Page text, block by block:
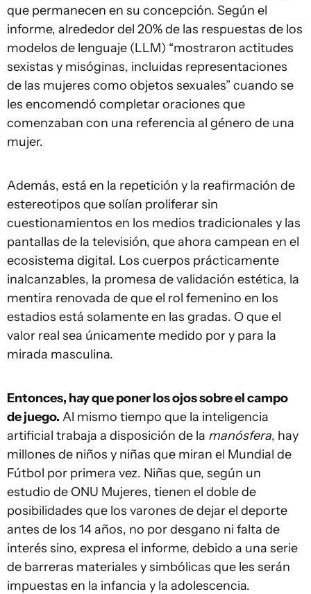
que permanecen en su concepción. Según el
informe, alrededor del 20% de las respuestas de los
modelos de lenguaje (LLM) “mostraron actitudes
sexistas y misóginas, incluidas representaciones
de las mujeres como objetos sexuales” cuando se
les encomendó completar oraciones que
comenzaban con una referencia al género de una
mujer.
Además, está en la repetición y la reafirmación de
estereotipos que solían proliferar sin
cuestionamientos en los medios tradicionales y las
pantallas de la televisión, que ahora campean en el
ecosistema digital. Los cuerpos prácticamente
inalcanzables, la promesa de validación estética, la
mentira renovada de que el rol femenino en los
estadios está solamente en las gradas. O que el
valor real sea únicamente medido por y para la
mirada masculina.
Entonces, hay que poner los ojos sobre el campo
de juego. Al mismo tiempo que la inteligencia
artificial trabaja a disposición de la manósfera, hay
millones de niños y niñas que miran el Mundial de
Fútbol por primera vez. Niñas que, según un
estudio de ONU Mujeres, tienen el doble de
posibilidades que los varones de dejar el deporte
antes de los 14 años, no por desgano ni falta de
interés sino, expresa el informe, debido a una serie
de barreras materiales y simbólicas que les serán
impuestas en la infancia y la adolescencia.